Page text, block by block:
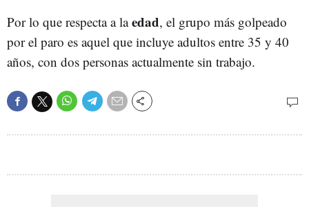
Por lo que respecta a laedad, el grupo más golpeado
por el paro es aquel que incluye adultos entre 35 y 40
años, con dos personas actualmente sin trabajo.